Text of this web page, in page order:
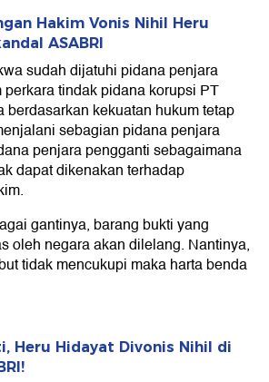
Hakim Vonis Nihil Heru
ASABRI
sudah dijatuhi pidana penjara
tindak pidana korupsi PT
berdasarkan kekuatan hukum tetap
sebagian pidana penjara
penjara pengganti sebagaimana
dapat dikenakan terhadap
gantinya, barang bukti yang
oleh negara akan dilelang. Nantinya,
tidak mencukupi maka harta benda
Heru Hidayat Divonis Nihil di